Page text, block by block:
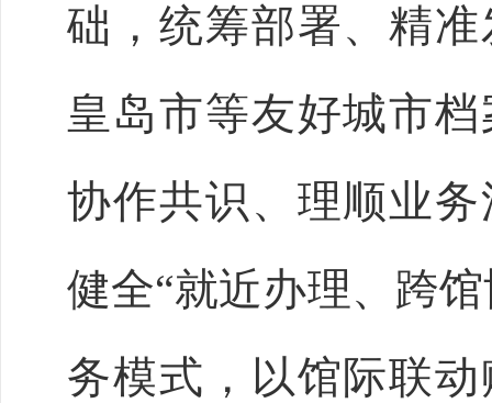
础，统筹部署、精
皇岛市等友好城市
协作共识、理顺业
健全“就近办理、跨
务模式，以馆际联